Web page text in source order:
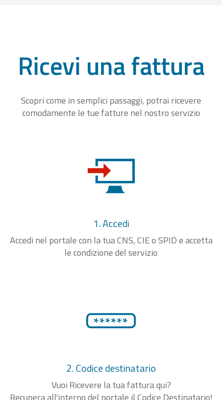
Ricevi una fattura
Scopri come in semplici passaggi, potrai ricevere
comodamente le tue fatture nel nostro servizio
1. Accedi
Accedi nel portale con la tua CNS, CIE o SPID e accetta
le condizione del servizio
2. Codice destinatario
Vuoi Ricevere la tua fattura qui?
Recupera all'interno del portale il Codice Destinatario!